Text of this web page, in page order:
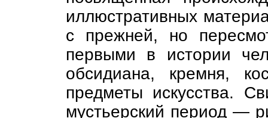
иллюстративных
с прежней, но
первыми в истории
обсидиана, кремня,
предметы искусства.
мустьерский период —